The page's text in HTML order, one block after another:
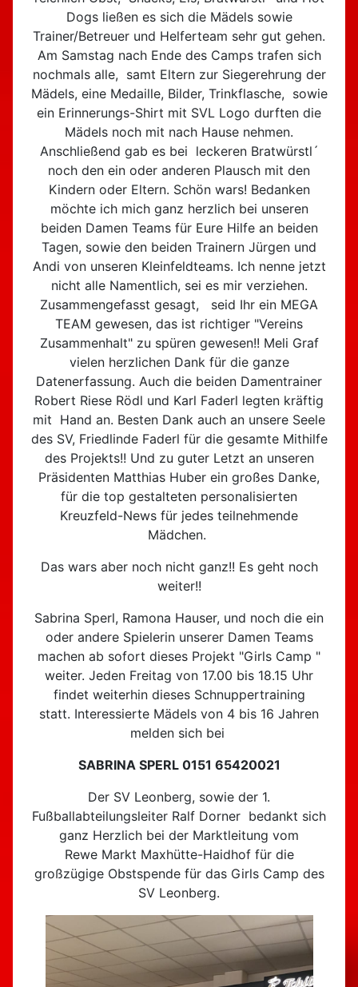
Dogs ließen es sich die Mädels sowie
Trainer/Betreuer und Helferteam sehr gut gehen.
Am Samstag nach Ende des Camps trafen sich
nochmals alle, samt Eltern zur Siegerehrung der
Mädels, eine Medaille, Bilder, Trinkflasche, sowie
ein Erinnerungs-Shirt mit SVL Logo durften die
Mädels noch mit nach Hause nehmen.
Anschließend gab es bei leckeren Bratwürstl´
noch den ein oder anderen Plausch mit den
Kindern oder Eltern. Schön wars! Bedanken
möchte ich mich ganz herzlich bei unseren
beiden Damen Teams für Eure Hilfe an beiden
Tagen, sowie den beiden Trainern Jürgen und
Andi von unseren Kleinfeldteams. Ich nenne jetzt
nicht alle Namentlich, sei es mir verziehen.
Zusammengefasst gesagt, seid Ihr ein MEGA
TEAM gewesen, das ist richtiger "Vereins
Zusammenhalt" zu spüren gewesen!! Meli Graf
vielen herzlichen Dank für die ganze
Datenerfassung. Auch die beiden Damentrainer
Robert Riese Rödl und Karl Faderl legten kräftig
mit Hand an. Besten Dank auch an unsere Seele
des SV, Friedlinde Faderl für die gesamte Mithilfe
des Projekts!! Und zu guter Letzt an unseren
Präsidenten Matthias Huber ein großes Danke,
für die top gestalteten personalisierten
Kreuzfeld-News für jedes teilnehmende
Mädchen.
Das wars aber noch nicht ganz!! Es geht noch
weiter!!
Sabrina Sperl, Ramona Hauser, und noch die ein
oder andere Spielerin unserer Damen Teams
machen ab sofort dieses Projekt "Girls Camp "
weiter. Jeden Freitag von 17.00 bis 18.15 Uhr
findet weiterhin dieses Schnuppertraining
statt. Interessierte Mädels von 4 bis 16 Jahren
melden sich bei
SABRINA SPERL 0151 65420021
Der SV Leonberg, sowie der 1.
Fußballabteilungsleiter Ralf Dorner bedankt sich
ganz Herzlich bei der Marktleitung vom
Rewe Markt Maxhütte-Haidhof für die
großzügige Obstspende für das Girls Camp des
SV Leonberg.